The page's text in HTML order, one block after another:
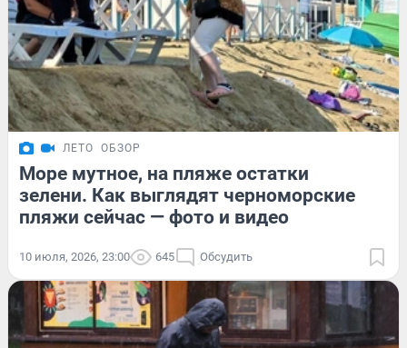
ЛЕТО ОБЗОР
Море мутное, на пляже остатки
зелени. Как выглядят черноморские
пляжи сейчас — фото и видео
10 июля, 2026, 23:00 645 Обсудить